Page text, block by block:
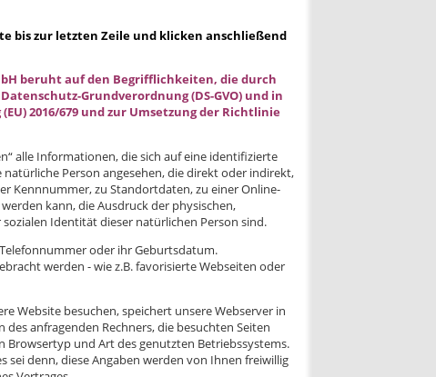
bis zur letzten Zeile und klicken anschließend
beruht auf den Begrifflichkeiten, die durch
Grundverordnung (DS-GVO) und in
2016/679 und zur Umsetzung der Richtlinie
alle Informationen, die sich auf eine identifizierte
Person angesehen, die direkt oder indirekt,
Kennnummer, zu Standortdaten, zu einer Online-
kann, die Ausdruck der physischen,
Identität dieser natürlichen Person sind.
oder ihr Geburtsdatum.
werden - wie z.B. favorisierte Webseiten oder
Website besuchen, speichert unsere Webserver in
anfragenden Rechners, die besuchten Seiten
Browsertyp und Art des genutzten Betriebssystems.
sei denn, diese Angaben werden von Ihnen freiwillig